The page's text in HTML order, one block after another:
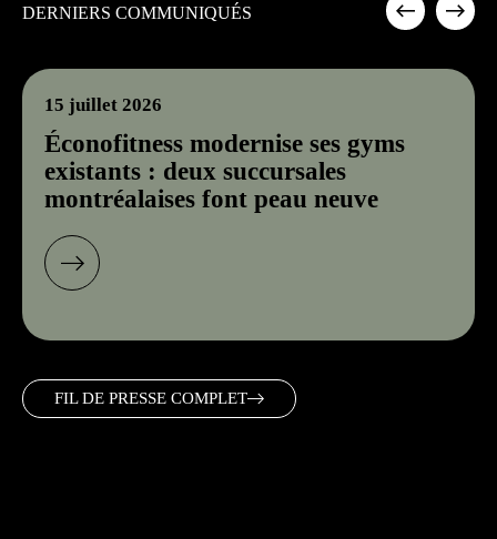
DERNIERS COMMUNIQUÉS
Éconofitness modernise ses gyms
existants : deux succursales
montréalaises font peau neuve
15 juillet 2026
FIL DE PRESSE COMPLET